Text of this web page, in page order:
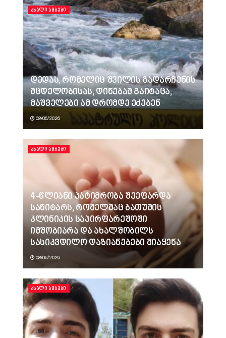
ᲐᲮᲐᲚᲘ ᲐᲛᲑᲔᲑᲘ
დედას, რომელიც შვილის გადარჩენის
მცდელობისას, დინებამ გაიტაცა,
მაშველები ამ დრომდე ეძებენ
08/06/2026
ᲐᲮᲐᲚᲘ ᲐᲛᲑᲔᲑᲘ
4-წლიანი პატიმრობა შეეფარდა
სანიტარს, რომელმაც ბათუმის
კლინიკის საპირფარეშოში
იმშობიარა და ახალშობილს
სასიკვდილო დაზიანებები მიაყენა
08/06/2026
ᲐᲮᲐᲚᲘ ᲐᲛᲑᲔᲑᲘ